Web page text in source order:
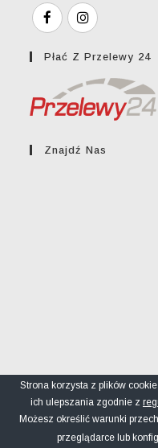
Płać Z Przelewy 24
Znajdź Nas
Regulamin sklepu
©
Strona korzysta z plików
ich ulepszania zgodnie z
Możesz określić warunki
przeglądarce lub